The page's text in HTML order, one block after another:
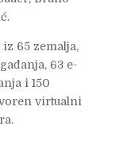
65 zemalja,
63 e-
i 150
virtualni